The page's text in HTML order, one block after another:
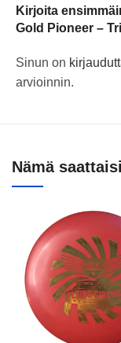
Kirjoita
Gold Pioneer –
Sinun on
arvioinnin.
Nämä